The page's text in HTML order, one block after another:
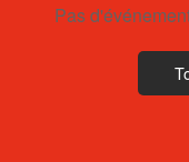
Pas